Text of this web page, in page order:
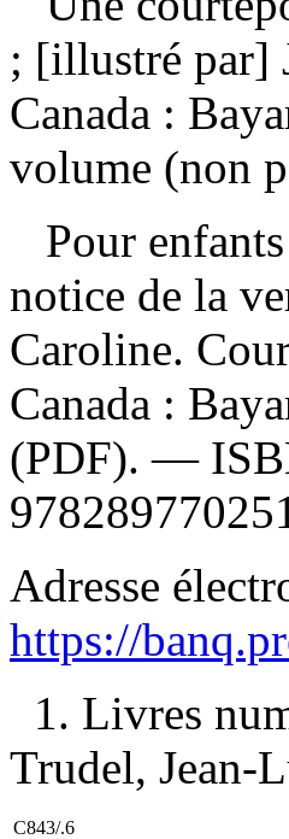
; [illustré par]
Canada :
volume (non
Pour
notice de la
Caroline.
Canada :
(PDF). —
Adresse
https://
1. Livres
Trudel, Jean-
C843/.6